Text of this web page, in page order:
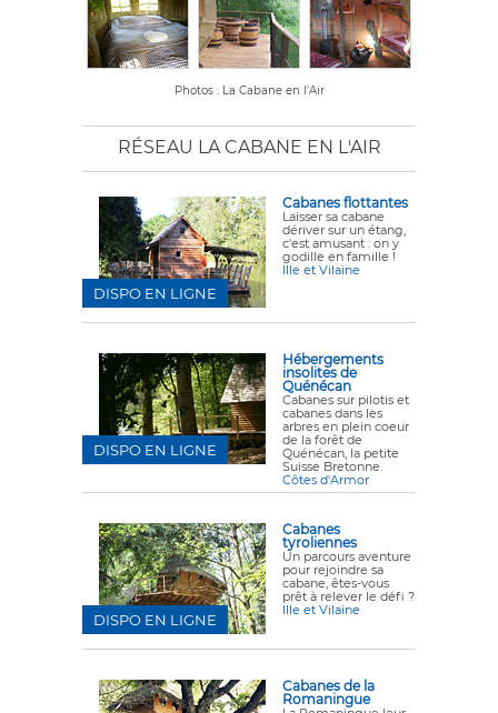
Photos : La Cabane en l'Air
RÉSEAU LA CABANE EN L'AIR
Cabanes flottantes
Laisser sa cabane
dériver sur un étang,
c'est amusant : on y
godille en famille !
Ille et Vilaine
DISPO EN LIGNE
Hébergements
insolites de
Quénécan
Cabanes sur pilotis et
cabanes dans les
arbres en plein coeur
de la forêt de
Quénécan, la petite
Suisse Bretonne.
Côtes d'Armor
DISPO EN LIGNE
Cabanes
tyroliennes
Un parcours aventure
pour rejoindre sa
cabane, êtes-vous
prêt à relever le défi ?
Ille et Vilaine
DISPO EN LIGNE
Cabanes de la
Romaningue